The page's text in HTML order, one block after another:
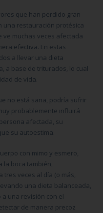
que han perdido gran
una restauración protésica
ve muchas veces afectada
efectiva. En estas
a llevar una dieta
a base de triturados, lo cual
de vida.
no está sana, podría sufrir
probablemente influirá
afectada, su
su autoestima.
con mimo y esmero,
la boca también,
veces al día (o más,
una dieta balanceada,
una revisión con el
de manera precoz